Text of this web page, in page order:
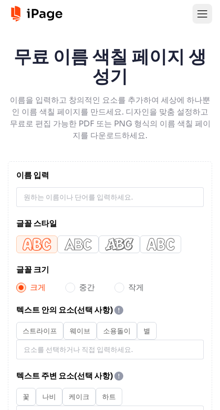
무료 이름 색칠 페이지 생
성기
이름을 입력하고 창의적인 요소를 추가하여 세상에 하나뿐
인 이름 색칠 페이지를 만드세요. 디자인을 맞춤 설정하고
무료로 편집 가능한 PDF 또는 PNG 형식의 이름 색칠 페이
지를 다운로드하세요.
이름 입력
글꼴 스타일
글꼴 크기
크게
중간 작게
텍스트 안의 요소(선택 사항)
스트라이프 웨이브 소용돌이 별
텍스트 주변 요소(선택 사항)
꽃 나비 케이크 하트